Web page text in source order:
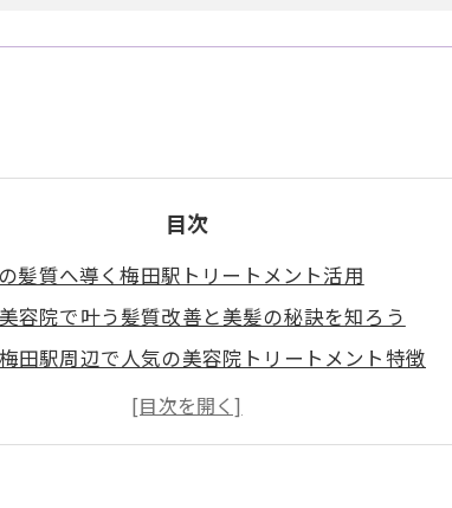
目次
髪質へ導く梅田駅トリートメント活用
美容院で叶う髪質改善と美髪の秘訣を知ろう
梅田駅周辺で人気の美容院トリートメント特徴
トリートメント専門店と美容院の違いを解説
質改善トリートメントの選び方と注意点